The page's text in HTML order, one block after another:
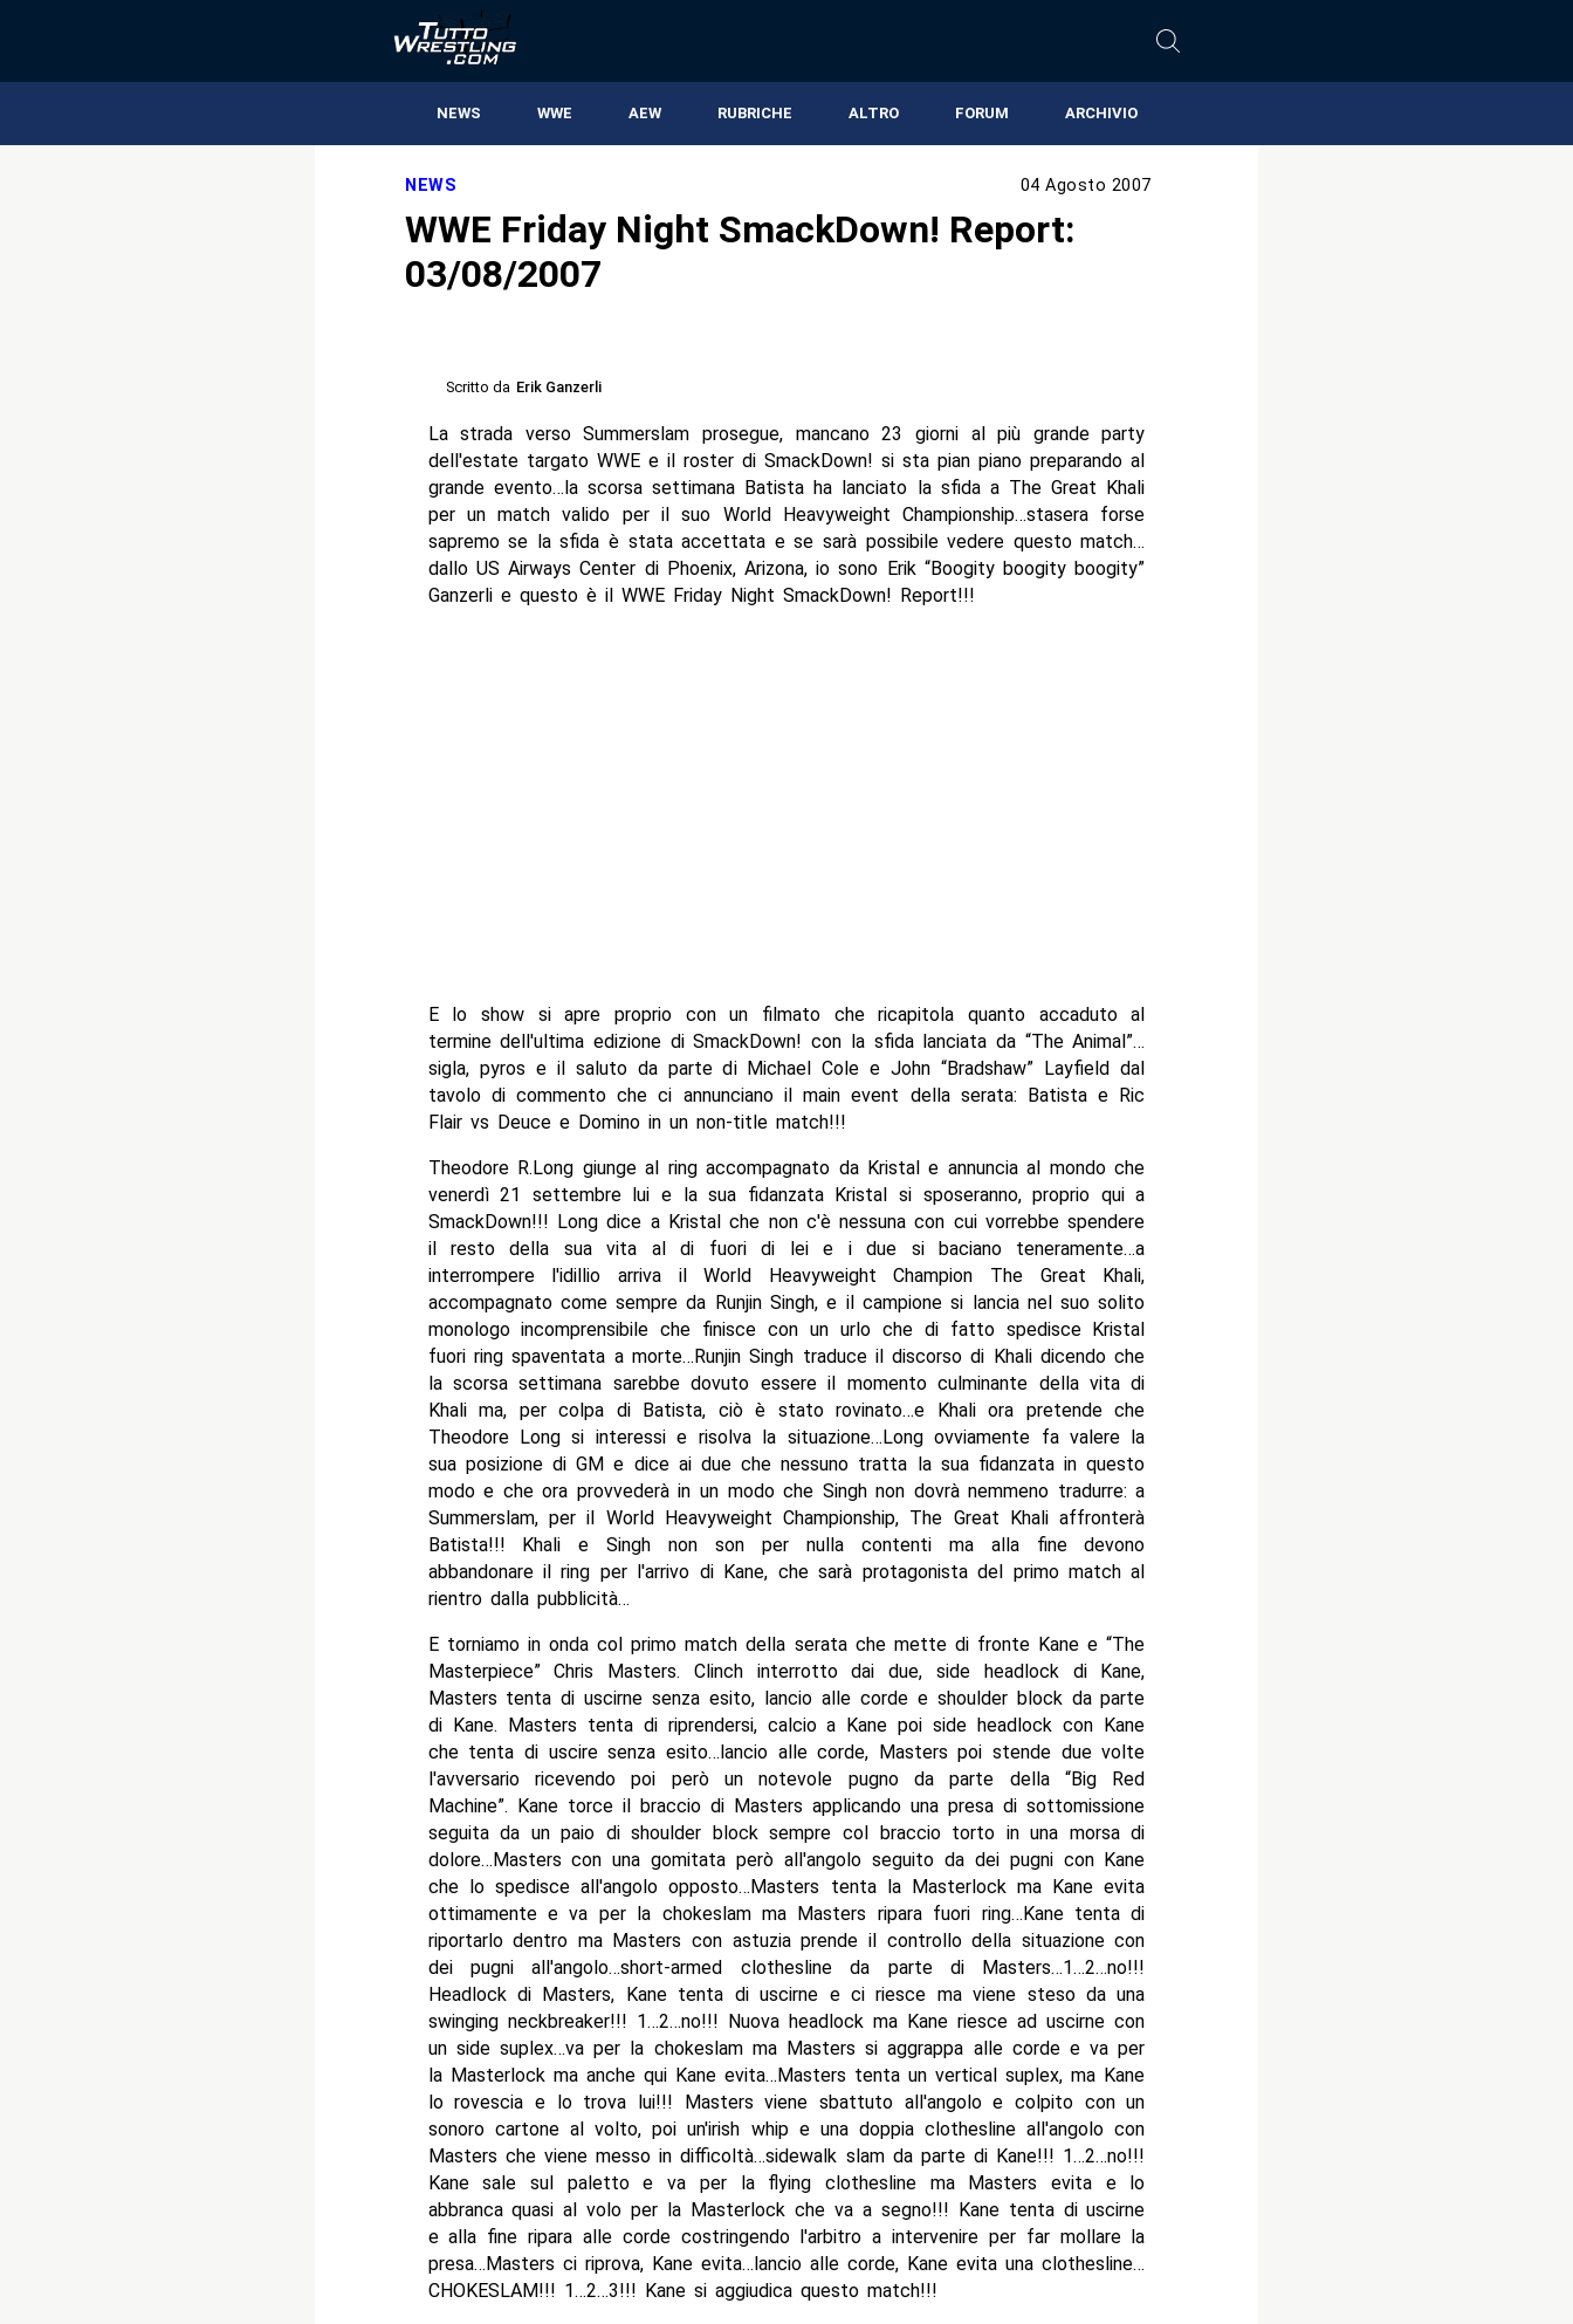
NEWS WWE AEW RUBRICHE ALTRO FORUM ARCHIVIO
NEWS 04 Agosto 2007
WWE Friday Night SmackDown! Report:
03/08/2007
Scritto da Erik Ganzerli
La strada verso Summerslam prosegue, mancano 23 giorni al più grande party
dell'estate targato WWE e il roster di SmackDown! si sta pian piano preparando al
grande evento…la scorsa settimana Batista ha lanciato la sfida a The Great Khali
per un match valido per il suo World Heavyweight Championship…stasera forse
sapremo se la sfida è stata accettata e se sarà possibile vedere questo match…
dallo US Airways Center di Phoenix, Arizona, io sono Erik “Boogity boogity boogity”
Ganzerli e questo è il WWE Friday Night SmackDown! Report!!!
E lo show si apre proprio con un filmato che ricapitola quanto accaduto al
termine dell'ultima edizione di SmackDown! con la sfida lanciata da “The Animal”…
sigla, pyros e il saluto da parte di Michael Cole e John “Bradshaw” Layfield dal
tavolo di commento che ci annunciano il main event della serata: Batista e Ric
Flair vs Deuce e Domino in un non-title match!!!
Theodore R.Long giunge al ring accompagnato da Kristal e annuncia al mondo che
venerdì 21 settembre lui e la sua fidanzata Kristal si sposeranno, proprio qui a
SmackDown!!! Long dice a Kristal che non c'è nessuna con cui vorrebbe spendere
il resto della sua vita al di fuori di lei e i due si baciano teneramente…a
interrompere l'idillio arriva il World Heavyweight Champion The Great Khali,
accompagnato come sempre da Runjin Singh, e il campione si lancia nel suo solito
monologo incomprensibile che finisce con un urlo che di fatto spedisce Kristal
fuori ring spaventata a morte…Runjin Singh traduce il discorso di Khali dicendo che
la scorsa settimana sarebbe dovuto essere il momento culminante della vita di
Khali ma, per colpa di Batista, ciò è stato rovinato…e Khali ora pretende che
Theodore Long si interessi e risolva la situazione…Long ovviamente fa valere la
sua posizione di GM e dice ai due che nessuno tratta la sua fidanzata in questo
modo e che ora provvederà in un modo che Singh non dovrà nemmeno tradurre: a
Summerslam, per il World Heavyweight Championship, The Great Khali affronterà
Batista!!! Khali e Singh non son per nulla contenti ma alla fine devono
abbandonare il ring per l'arrivo di Kane, che sarà protagonista del primo match al
rientro dalla pubblicità…
E torniamo in onda col primo match della serata che mette di fronte Kane e “The
Masterpiece” Chris Masters. Clinch interrotto dai due, side headlock di Kane,
Masters tenta di uscirne senza esito, lancio alle corde e shoulder block da parte
di Kane. Masters tenta di riprendersi, calcio a Kane poi side headlock con Kane
che tenta di uscire senza esito…lancio alle corde, Masters poi stende due volte
l'avversario ricevendo poi però un notevole pugno da parte della “Big Red
Machine”. Kane torce il braccio di Masters applicando una presa di sottomissione
seguita da un paio di shoulder block sempre col braccio torto in una morsa di
dolore…Masters con una gomitata però all'angolo seguito da dei pugni con Kane
che lo spedisce all'angolo opposto…Masters tenta la Masterlock ma Kane evita
ottimamente e va per la chokeslam ma Masters ripara fuori ring…Kane tenta di
riportarlo dentro ma Masters con astuzia prende il controllo della situazione con
dei pugni all'angolo…short-armed clothesline da parte di Masters…1…2…no!!!
Headlock di Masters, Kane tenta di uscirne e ci riesce ma viene steso da una
swinging neckbreaker!!! 1…2…no!!! Nuova headlock ma Kane riesce ad uscirne con
un side suplex…va per la chokeslam ma Masters si aggrappa alle corde e va per
la Masterlock ma anche qui Kane evita…Masters tenta un vertical suplex, ma Kane
lo rovescia e lo trova lui!!! Masters viene sbattuto all'angolo e colpito con un
sonoro cartone al volto, poi un'irish whip e una doppia clothesline all'angolo con
Masters che viene messo in difficoltà…sidewalk slam da parte di Kane!!! 1…2…no!!!
Kane sale sul paletto e va per la flying clothesline ma Masters evita e lo
abbranca quasi al volo per la Masterlock che va a segno!!! Kane tenta di uscirne
e alla fine ripara alle corde costringendo l'arbitro a intervenire per far mollare la
presa…Masters ci riprova, Kane evita…lancio alle corde, Kane evita una clothesline…
CHOKESLAM!!! 1…2…3!!! Kane si aggiudica questo match!!!